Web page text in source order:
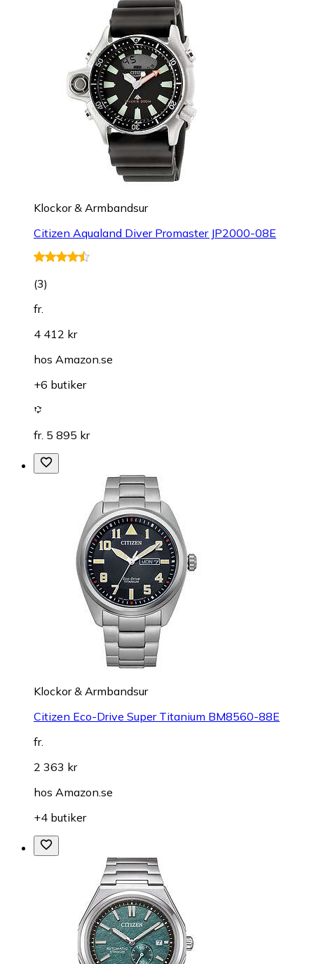
Klockor & Armbandsur
Citizen Aqualand Diver Promaster JP2000-08E
(3)
fr.
4 412 kr
hos Amazon.se
+6 butiker
fr. 5 895 kr
Klockor & Armbandsur
Citizen Eco-Drive Super Titanium BM8560-88E
fr.
2 363 kr
hos Amazon.se
+4 butiker